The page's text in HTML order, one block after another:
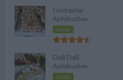
Gestreuter
Apfelkuchen
Leicht
Dalli Dalli
Apfelkuchen
Leicht